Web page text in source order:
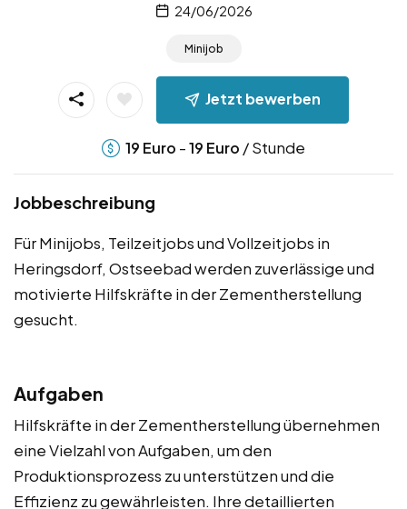
24/06/2026
Minijob
Jetzt bewerben
19 Euro -19 Euro / Stunde
Jobbeschreibung
Für Minijobs, Teilzeitjobs und Vollzeitjobs in
Heringsdorf, Ostseebad werden zuverlässige und
motivierte Hilfskräfte in der Zementherstellung
gesucht.
Aufgaben
Hilfskräfte in der Zementherstellung übernehmen
eine Vielzahl von Aufgaben, um den
Produktionsprozess zu unterstützen und die
Effizienz zu gewährleisten. Ihre detaillierten